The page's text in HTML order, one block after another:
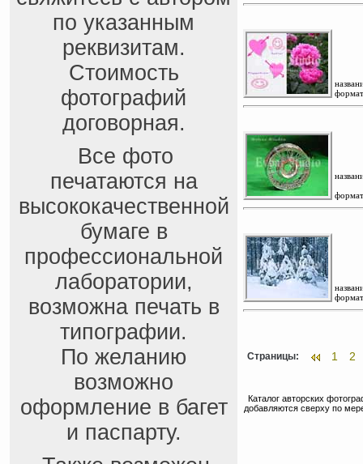
по указанным
реквизитам.
Стоимость
фотографий
договорная.
Все фото
печатаются на
высококачественной
бумаге в
профессиональной
лаборатории,
возможна печать в
типографии.
По желанию
возможно
оформление в багет
и паспарту.
Страницы: 1 2
Каталог авторских
добавляются сверху по